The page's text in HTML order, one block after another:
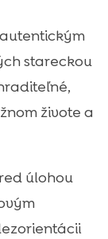
stareckou
živote a
úlohou